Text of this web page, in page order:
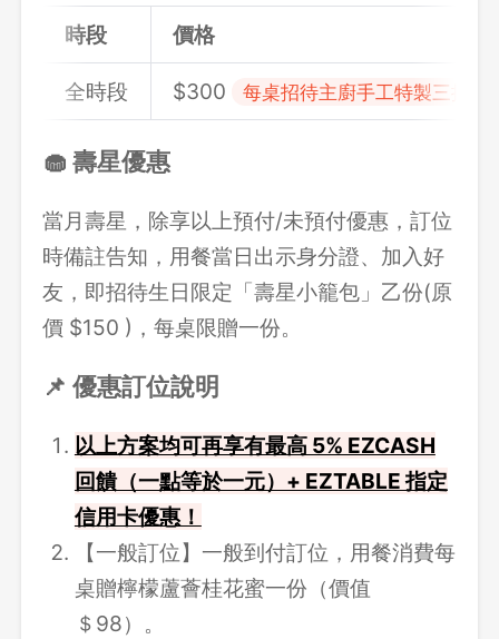
時段 價格
全時段 $300 每桌招待主廚手工特製三拚
🧁 壽星優惠
當月壽星，除享以上預付/未預付優惠，訂位
時備註告知，用餐當日出示身分證、加入好
友，即招待生日限定「壽星小籠包」乙份(原
價 $150 )，每桌限贈一份。
📌 優惠訂位說明
以上方案均可再享有最高 5% EZCASH
回饋（一點等於一元）+ EZTABLE 指定
信用卡優惠！
【一般訂位】一般到付訂位，用餐消費每
桌贈檸檬蘆薈桂花蜜一份（價值
＄98）。